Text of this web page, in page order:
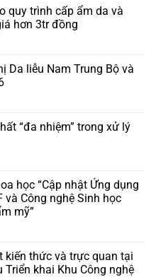
quy trình cấp ẩm da và
hơn 3tr đồng
Da liễu Nam Trung Bộ và
“đa nhiệm” trong xử lý
học “Cập nhật Ứng dụng
và Công nghệ Sinh học
mỹ”
kiến thức và trực quan tại
khai Khu Công nghệ